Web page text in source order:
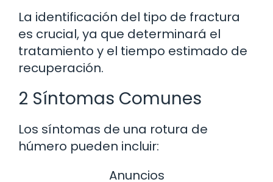
La identificación del tipo de fractura
es crucial, ya que determinará el
tratamiento y el tiempo estimado de
recuperación.
2 Síntomas Comunes
Los síntomas de una rotura de
húmero pueden incluir:
Anuncios